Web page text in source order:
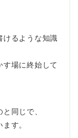
けるような知識
場に終始して
同じで、
す。